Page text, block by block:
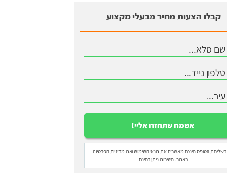
קבלו הצעות מחיר מבעלי מקצוע
בשליחת הטופס הינכם מאשרים את תנאי השימושואת מדיניות הפרטיות
באתר. השירות ניתן בחינם!